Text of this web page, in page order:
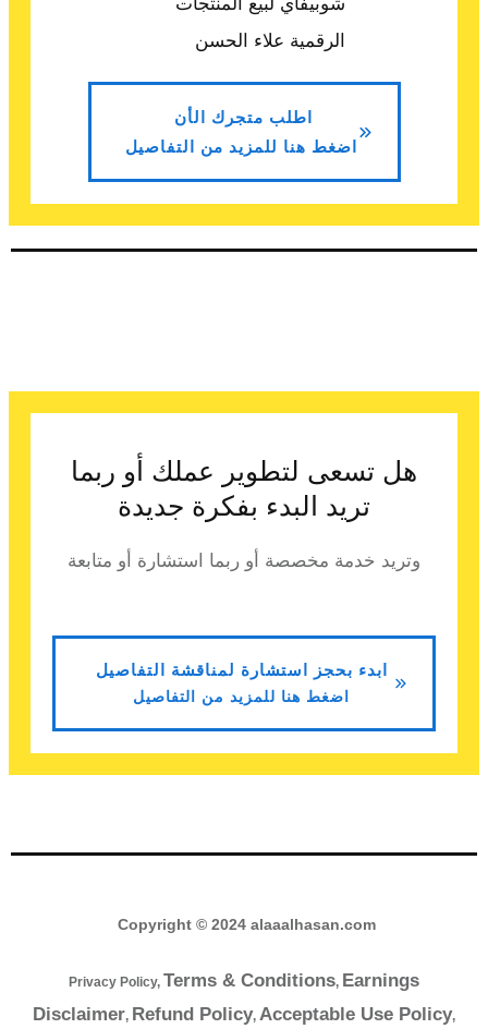
اطلب متجرك الأن
اضغط هنا للمزيد من التفاصيل
هل تسعى لتطوير عملك أو ربما
تريد البدء بفكرة جديدة
وتريد خدمة مخصصة أو ربما استشارة أو متابعة
ابدء بحجز استشارة لمناقشة التفاصيل
اضغط هنا للمزيد من التفاصيل
Copyright © 2024 alaaalhasan.com
Privacy Policy ,Terms & Conditions,Earnings
Disclaimer,Refund Policy,Acceptable Use Policy